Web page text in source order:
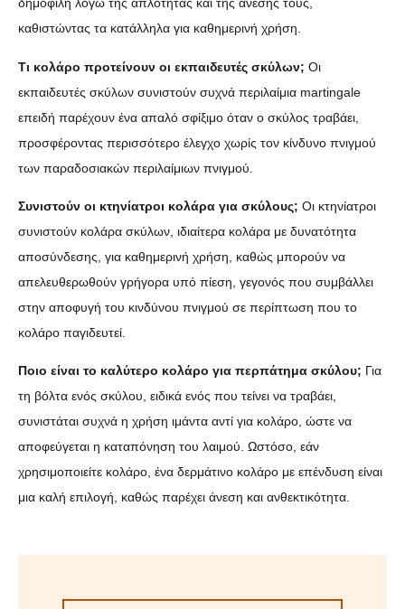
δημοφιλή λόγω της απλότητας και της άνεσής τους,
καθιστώντας τα κατάλληλα για καθημερινή χρήση.
Τι κολάρο προτείνουν οι εκπαιδευτές σκύλων; Οι
εκπαιδευτές σκύλων συνιστούν συχνά περιλαίμια martingale
επειδή παρέχουν ένα απαλό σφίξιμο όταν ο σκύλος τραβάει,
προσφέροντας περισσότερο έλεγχο χωρίς τον κίνδυνο πνιγμού
των παραδοσιακών περιλαίμιων πνιγμού.
Συνιστούν οι κτηνίατροι κολάρα για σκύλους; Οι κτηνίατροι
συνιστούν κολάρα σκύλων, ιδιαίτερα κολάρα με δυνατότητα
αποσύνδεσης, για καθημερινή χρήση, καθώς μπορούν να
απελευθερωθούν γρήγορα υπό πίεση, γεγονός που συμβάλλει
στην αποφυγή του κινδύνου πνιγμού σε περίπτωση που το
κολάρο παγιδευτεί.
Ποιο είναι το καλύτερο κολάρο για περπάτημα σκύλου; Για
τη βόλτα ενός σκύλου, ειδικά ενός που τείνει να τραβάει,
συνιστάται συχνά η χρήση ιμάντα αντί για κολάρο, ώστε να
αποφεύγεται η καταπόνηση του λαιμού. Ωστόσο, εάν
χρησιμοποιείτε κολάρο, ένα δερμάτινο κολάρο με επένδυση είναι
μια καλή επιλογή, καθώς παρέχει άνεση και ανθεκτικότητα.